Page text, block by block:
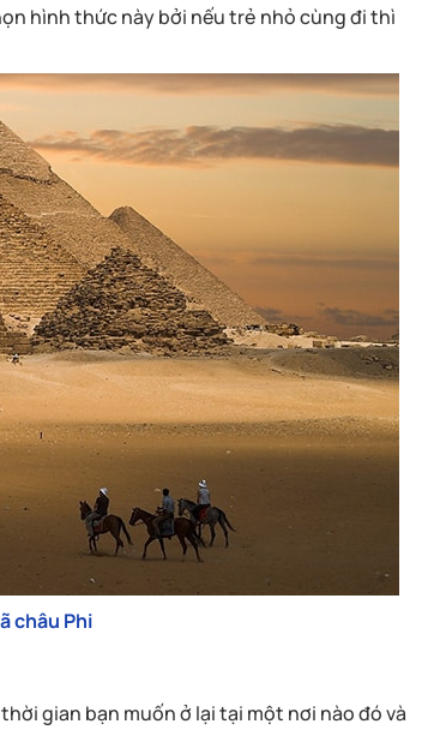
hình thức này bởi nếu trẻ nhỏ cùng đi thì
châu Phi
gian bạn muốn ở lại tại một nơi nào đó và